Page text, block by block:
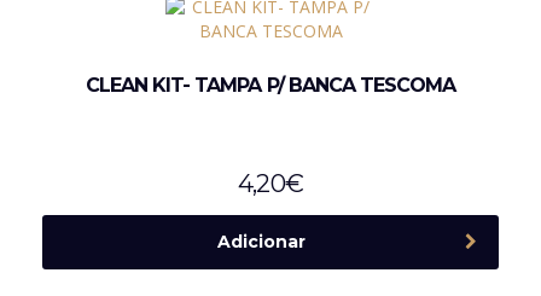
CLEAN KIT- TAMPA P/ BANCA TESCOMA
4,20€
Adicionar